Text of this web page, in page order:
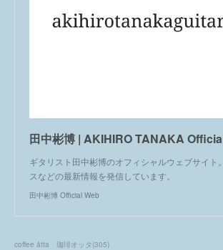
田中彬博 | AKIHIRO TANAKA
ギタリスト田中彬博のオフィシャルウェブサイト
スなどの最新情報を発信しています。
田中彬博 Official Web
coffee åtta 珈琲オッタ (305)